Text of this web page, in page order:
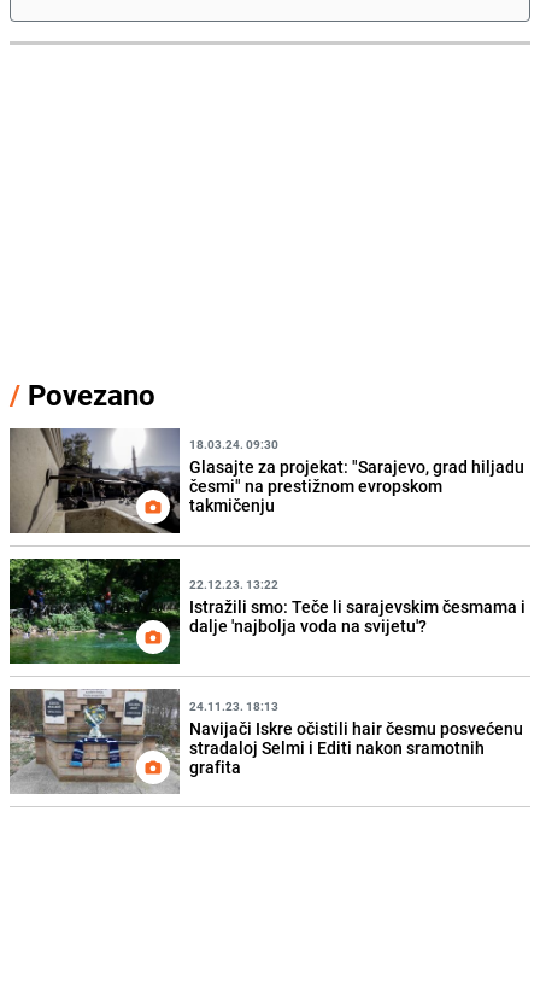
/ Povezano
18.03.24. 09:30
Glasajte za projekat: "Sarajevo, grad hiljadu
česmi" na prestižnom evropskom
takmičenju
22.12.23. 13:22
Istražili smo: Teče li sarajevskim česmama i
dalje 'najbolja voda na svijetu'?
24.11.23. 18:13
Navijači Iskre očistili hair česmu posvećenu
stradaloj Selmi i Editi nakon sramotnih
grafita